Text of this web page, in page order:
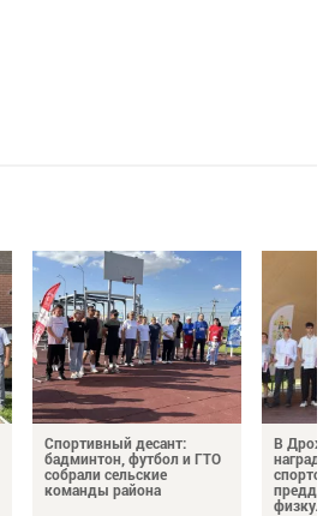
Спортивный десант:
бадминтон, футбол и ГТО
собрали сельские
команды района
В